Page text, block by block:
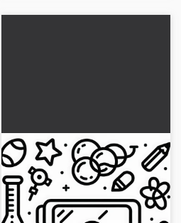
Occhiali protettivi per
scienziati – Disegno da
colorare gratuito
Scarica gratuitamente il
fantastico disegno da colorare di